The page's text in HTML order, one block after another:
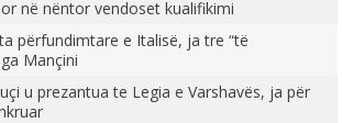
në nëntor vendoset kualifikimi
përfundimtare e Italisë, ja tre “të
Mançini
u prezantua te Legia e Varshavës, ja për